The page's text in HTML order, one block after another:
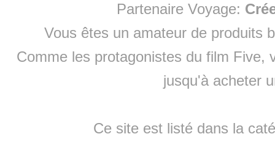
Partenaire Voyage:
Vous êtes un amateur de produits
Comme les protagonistes du film Five,
jusqu'à acheter
Ce site est listé dans la